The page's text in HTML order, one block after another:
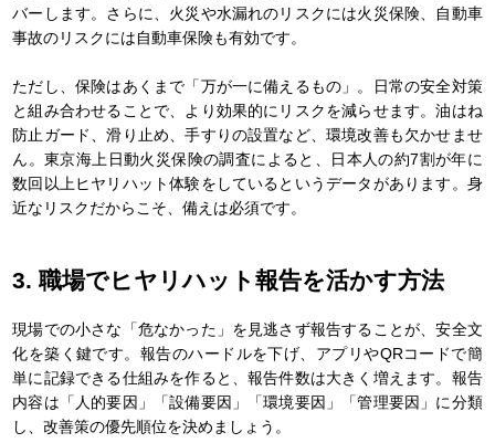
バーします。さらに、火災や水漏れのリスクには火災保険、自動車
事故のリスクには自動車保険も有効です。
ただし、保険はあくまで「万が一に備えるもの」。日常の安全対策
と組み合わせることで、より効果的にリスクを減らせます。油はね
防止ガード、滑り止め、手すりの設置など、環境改善も欠かせませ
ん。東京海上日動火災保険の調査によると、日本人の約7割が年に
数回以上ヒヤリハット体験をしているというデータがあります。身
近なリスクだからこそ、備えは必須です。
3. 職場でヒヤリハット報告を活かす方法
現場での小さな「危なかった」を見逃さず報告することが、安全文
化を築く鍵です。報告のハードルを下げ、アプリやQRコードで簡
単に記録できる仕組みを作ると、報告件数は大きく増えます。報告
内容は「人的要因」「設備要因」「環境要因」「管理要因」に分類
し、改善策の優先順位を決めましょう。